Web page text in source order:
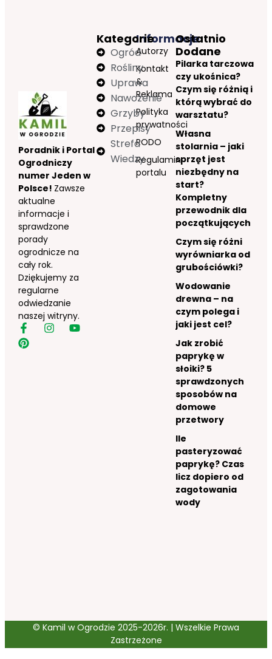
Poradnik i Portal
Ogrodniczy
numer Jeden w
Polsce! Zawsze
aktualne
informacje i
sprawdzone
porady
ogrodnicze na
cały rok.
Dziękujemy za
regularne
odwiedzanie
naszej witryny.
Informacje
Autorzy
Kontakt
&
Reklama
Polityka
prywatności
RODO
Regulamin
portalu
Kategorie
Ogród
Rośliny
Uprawa
Nawożenie
Grzyby
Przepisy
Strefa
Wiedzy
Ostatnio
Dodane
Pilarka tarczowa
czy ukośnica?
Czym się różnią i
którą wybrać do
warsztatu?
Własna
stolarnia – jaki
sprzęt jest
niezbędny na
start?
Kompletny
przewodnik dla
początkujących
Czym się różni
wyrówniarka od
grubościówki?
Wodowanie
drewna – na
czym polega i
jaki jest cel?
Jak zrobić
paprykę w
słoiki? 5
sprawdzonych
sposobów na
domowe
przetwory
Ile
pasteryzować
paprykę? Czas
licz dopiero od
zagotowania
wody
© Kamil w Ogrodzie 2025-2026r. | Wszelkie Prawa
Zastrzeżone